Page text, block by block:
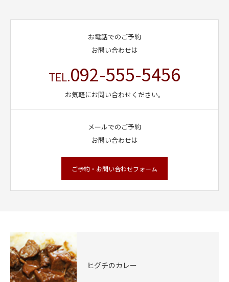
お電話でのご予約
お問い合わせは
TEL.092-555-5456
お気軽にお問い合わせください。
メールでのご予約
お問い合わせは
ご予約・お問い合わせフォーム
ヒグチのカレー